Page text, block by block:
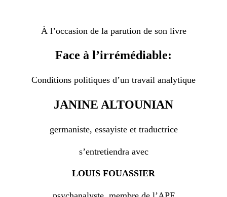
À l’occasion de la parution de son livre
Face à l’irrémédiable:
Conditions politiques d’un travail analytique
JANINE ALTOUNIAN
germaniste, essayiste et traductrice
s’entretiendra avec
LOUIS FOUASSIER